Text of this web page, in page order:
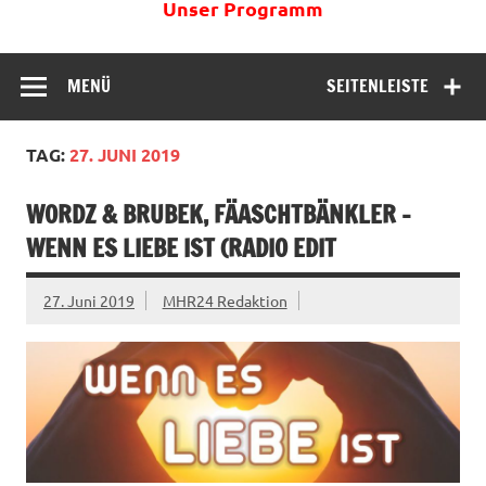
Unser Programm
SEITENLEISTE
MENÜ
TAG:27. JUNI 2019
WORDZ & BRUBEK, FÄASCHTBÄNKLER –
WENN ES LIEBE IST (RADIO EDIT
27. Juni 2019 MHR24 Redaktion